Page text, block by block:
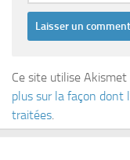
Ce site utilise Akismet
plus sur la façon dont
traitées.